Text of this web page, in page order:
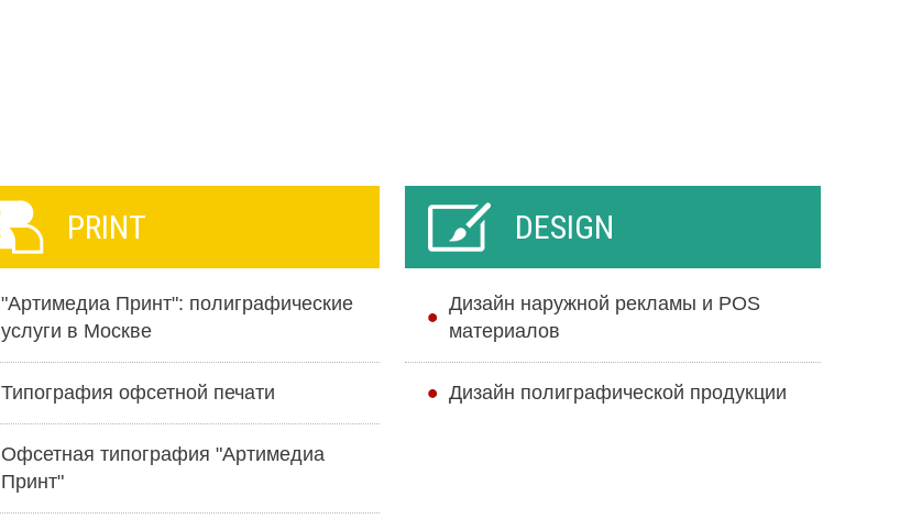
PRINT
"Артимедиа Принт": полиграфические
услуги в Москве
Типография офсетной печати
Офсетная типография "Артимедиа
Принт"
DESIGN
Дизайн наружной рекламы и POS
материалов
Дизайн полиграфической продукции